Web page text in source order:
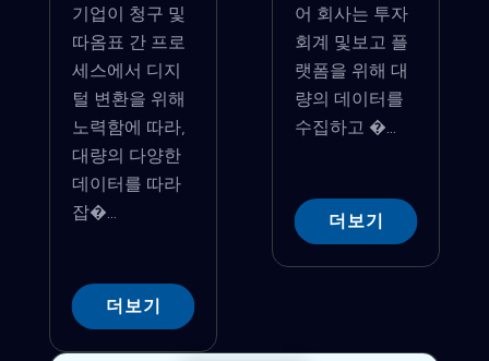
기업이 청구 및
따옴표 간 프로
세스에서 디지
털 변환을 위해
노력함에 따라,
대량의 다양한
데이터를 따라
잡�...
더보기
어 회사는 투자
회계 및보고 플
랫폼을 위해 대
량의 데이터를
수집하고 �...
더보기